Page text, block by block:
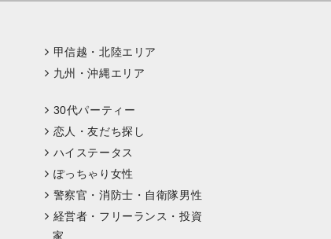
甲信越・北陸エリア
九州・沖縄エリア
30代パーティー
恋人・友だち探し
ハイステータス
ぽっちゃり女性
警察官・消防士・自衛隊男性
経営者・フリーランス・投資
家